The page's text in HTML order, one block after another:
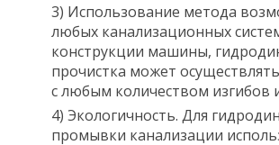
3) Использование метода
любых канализационных
конструкции машины,
прочистка может
с любым количеством изгибов
4) Экологичность. Для
промывки канализации